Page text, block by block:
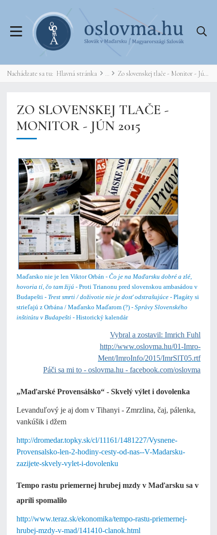
Nachádzate sa tu: Hlavná stránka Zo slovenskej tlače - Monitor - Jún 2015
ZO SLOVENSKEJ TLAČE -
MONITOR - JÚN 2015
Maďarsko nie je len Viktor Orbán - Čo je na Maďarsku dobré a zlé,
hovoria tí, čo tam žijú - Proti Trianonu pred slovenskou ambasádou v
Budapešti - Trest smrti / doživotie nie je dosť odstrašujúce - Plagáty si
strieľajú z Orbána / Maďarsko Maďarom (?) - Správy Slovenského
inštitútu v Budapešti - Historický kalendár
Vybral a zostavil: Imrich Fuhl
http://www.oslovma.hu/01-Imro-
Ment/ImroInfo/2015/ImrSlT05.rtf
Páči sa mi to - oslovma.hu - facebook.com/oslovma
„Maďarské Provensálsko“ - Skvelý výlet i dovolenka
Levanduľový je aj dom v Tihanyi - Zmrzlina, čaj, pálenka,
vankúšik i džem
http://dromedar.topky.sk/cl/11161/1481227/Vysnene-
Provensalsko-len-2-hodiny-cesty-od-nas--V-Madarsku-
zazijete-skvely-vylet-i-dovolenku
Tempo rastu priemernej hrubej mzdy v Maďarsku sa v
apríli spomalilo
http://www.teraz.sk/ekonomika/tempo-rastu-priemernej-
hrubej-mzdy-v-mad/141410-clanok.html